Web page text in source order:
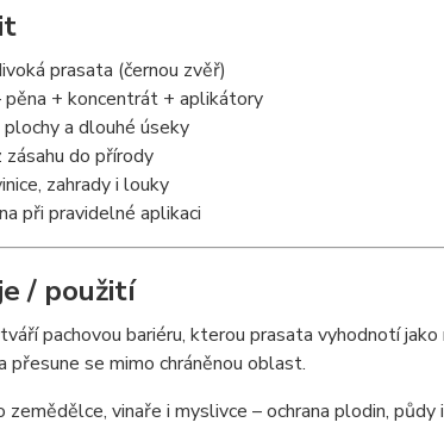
prasata (černou zvěř)
+ koncentrát + aplikátory
a dlouhé úseky
do přírody
zahrady i louky
při pravidelné aplikaci
/ použití
pachovou bariéru, kterou prasata vyhodnotí
přesune se mimo chráněnou oblast.
zemědělce, vinaře i myslivce – ochrana plodin, půdy